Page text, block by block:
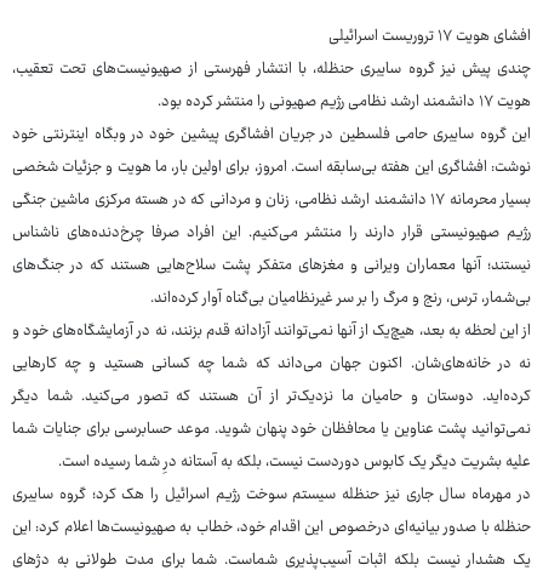
افشای هویت ۱۷ تروریست اسرائیلی
چندی پیش نیز گروه سایبری حنظله، با انتشار فهرستی از صهیونیست‌های تحت تعقیب،
هویت ۱۷ دانشمند ارشد نظامی رژیم صهیونی را منتشر کرده بود.
این گروه سایبری حامی فلسطین در جریان افشاگری پیشین خود در وبگاه اینترنتی خود
نوشت: افشاگری این هفته بی‌سابقه است. امروز، برای اولین بار، ما هویت و جزئیات شخصی
بسیار محرمانه ۱۷ دانشمند ارشد نظامی، زنان و مردانی که در هسته‌ مرکزی ماشین جنگی
رژیم صهیونیستی قرار دارند را منتشر می‌کنیم. این افراد صرفا چرخ‌دنده‌های ناشناس
نیستند؛ آنها معماران ویرانی و مغزهای متفکر پشت سلاح‌هایی هستند که در جنگ‌های
بی‌شمار، ترس، رنج و مرگ را بر سر غیرنظامیان بی‌گناه آوار کرده‌اند.
از این لحظه به بعد، هیچ‌یک از آنها نمی‌توانند آزادانه قدم بزنند، نه در آزمایشگاه‌های خود و
نه در خانه‌های‌شان. اکنون جهان می‌داند که شما چه کسانی هستید و چه کارهایی
کرده‌اید. دوستان و حامیان ما نزدیک‌تر از آن هستند که تصور می‌کنید. شما دیگر
نمی‌توانید پشت عناوین یا محافظان خود پنهان شوید. موعد حسابرسی برای جنایات شما
علیه بشریت دیگر یک کابوس دوردست نیست، بلکه به آستانه‌ درِ شما رسیده است.
در مهرماه سال جاری نیز حنظله سیستم سوخت رژیم اسرائیل را هک کرد؛ گروه سایبری
حنظله با صدور بیانیه‌ای درخصوص این اقدام خود، خطاب به صهیونیست‌ها اعلام کرد: این
یک هشدار نیست بلکه اثبات آسیب‌پذیری شماست. شما برای مدت طولانی به دژهای